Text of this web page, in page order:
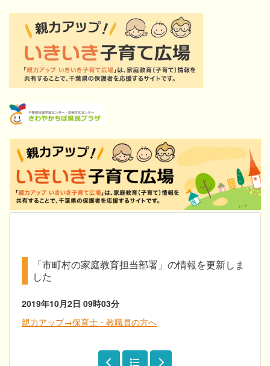
「市町村の家庭教育担当部署」の情報を更新しま
した
2019年10月2日 09時03分
親力アップ→保育士・教職員の方へ